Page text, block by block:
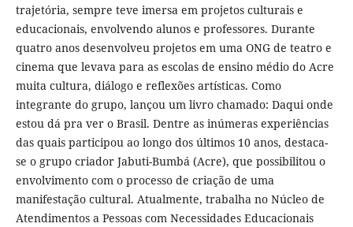
trajetória, sempre teve imersa em projetos culturais e
educacionais, envolvendo alunos e professores. Durante
quatro anos desenvolveu projetos em uma ONG de teatro e
cinema que levava para as escolas de ensino médio do Acre
muita cultura, diálogo e reflexões artísticas. Como
integrante do grupo, lançou um livro chamado: Daqui onde
estou dá pra ver o Brasil. Dentre as inúmeras experiências
das quais participou ao longo dos últimos 10 anos, destaca-
se o grupo criador Jabuti-Bumbá (Acre), que possibilitou o
envolvimento com o processo de criação de uma
manifestação cultural. Atualmente, trabalha no Núcleo de
Atendimentos a Pessoas com Necessidades Educacionais